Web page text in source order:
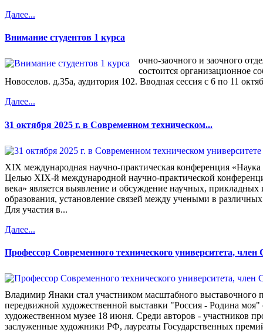
Далее...
Внимание студентов 1 курса
очно-заочного и заочного
состоится организационное
Новоселов. д.35а, аудитория 102. Вводная сессия с 6 по 11
Далее...
31 октября 2025 г. в Современном техническом...
XIX международная научно-практическая конференция
Целью XIX-й международной научно-практической
века» является выявление и обсуждение научных,
образования, установление связей между учеными в
Для участия в...
Далее...
Профессор Современного технического университета,
Владимир Янаки стал участником масштабного
передвижной художественной выставки "Россия - Родина моя"
художественном музее 18 июня. Среди авторов - участников
заслуженные художники РФ, лауреаты Государственных